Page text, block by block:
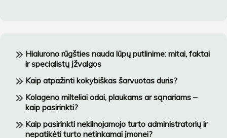
Hialurono rūgšties nauda lūpų putlinime: mitai, faktai
ir specialistų įžvalgos
Kaip atpažinti kokybiškas šarvuotas duris?
Kolageno milteliai odai, plaukams ar sąnariams –
kaip pasirinkti?
Kaip pasirinkti nekilnojamojo turto administratorių ir
nepatikėti turto netinkamai įmonei?